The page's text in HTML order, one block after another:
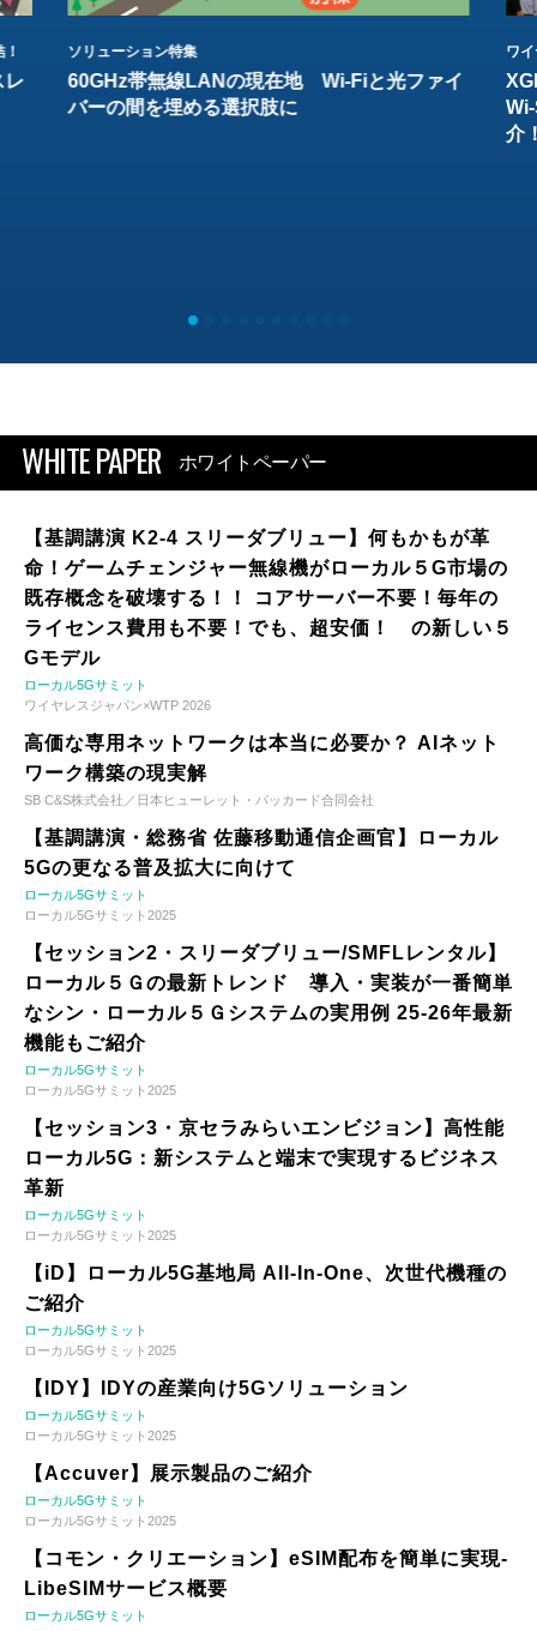
レ
ソリューション特集
60GHz帯無線LANの現在地 Wi-Fiと光ファイ
バーの間を埋める選択肢に
ワ
介
WHITE PAPER ホワイトペーパー
【基調講演 K2-4 スリーダブリュー】何もかもが革
命！ゲームチェンジャー無線機がローカル５G市場の
既存概念を破壊する！！ コアサーバー不要！毎年の
ライセンス費用も不要！でも、超安価！ の新しい５
Gモデル
ローカル5Gサミット
ワイヤレスジャパン×WTP 2026
高価な専用ネットワークは本当に必要か？ AIネット
ワーク構築の現実解
SB C&S株式会社／日本ヒューレット・パッカード合同会社
【基調講演・総務省 佐藤移動通信企画官】ローカル
5Gの更なる普及拡大に向けて
ローカル5Gサミット
ローカル5Gサミット2025
【セッション2・スリーダブリュー/SMFLレンタル】
ローカル５Ｇの最新トレンド 導入・実装が一番簡単
なシン・ローカル５Ｇシステムの実用例 25-26年最新
機能もご紹介
ローカル5Gサミット
ローカル5Gサミット2025
【セッション3・京セラみらいエンビジョン】高性能
ローカル5G：新システムと端末で実現するビジネス
革新
ローカル5Gサミット
ローカル5Gサミット2025
【iD】ローカル5G基地局 All-In-One、次世代機種の
ご紹介
ローカル5Gサミット
ローカル5Gサミット2025
【IDY】IDYの産業向け5Gソリューション
ローカル5Gサミット
ローカル5Gサミット2025
【Accuver】展示製品のご紹介
ローカル5Gサミット
ローカル5Gサミット2025
【コモン・クリエーション】eSIM配布を簡単に実現-
LibeSIMサービス概要
ローカル5Gサミット